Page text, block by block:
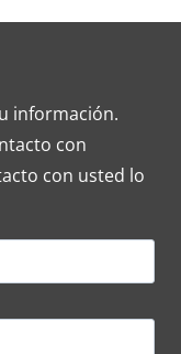
información.
con
con usted lo